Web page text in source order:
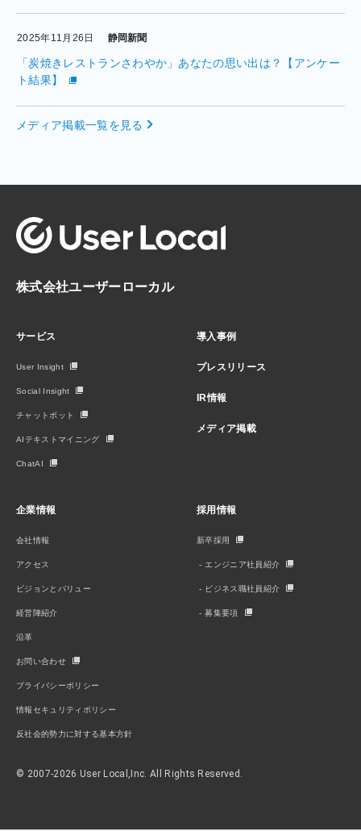
2025年11月26日 静岡新聞
「炭焼きレストランさわやか」あなたの思い出は？【アンケー
ト結果】
メディア掲載一覧を見る
株式会社ユーザーローカル
© 2007-2026 User Local,Inc. All Rights Reserved.
サービス
User Insight
Social Insight
チャットボット
AIテキストマイニング
ChatAI
導入事例
プレスリリース
IR情報
メディア掲載
企業情報
会社情報
アクセス
ビジョンとバリュー
経営陣紹介
沿革
お問い合わせ
プライバシーポリシー
情報セキュリティポリシー
反社会的勢力に対する基本方針
採用情報
新卒採用
エンジニア社員紹介
ビジネス職社員紹介
募集要項